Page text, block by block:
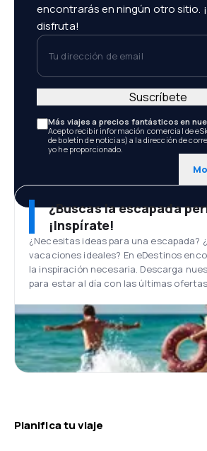
encontrarás en ningún otro sitio.
disfruta!
Tu dirección de email
Más viajes a precios fantásticos en
Acepto recibir información comercial de
de boletín de noticias) a la dirección de
yo he proporcionado.
Suscríbete
¿Buscas la escapada
¡Inspírate!
¿Necesitas ideas para una escapada?
vacaciones ideales? En eDestinos
la inspiración necesaria. Descarga
para estar al día con las últimas
Planifica tu viaje